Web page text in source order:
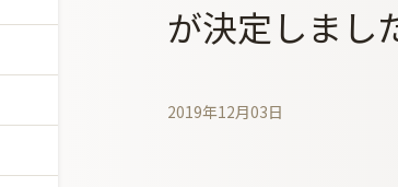
が決定しまし
2019年12月03日